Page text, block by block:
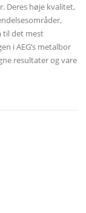
Deres høje kvalitet,
til det mest
i AEG’s metalbor
resultater og vare